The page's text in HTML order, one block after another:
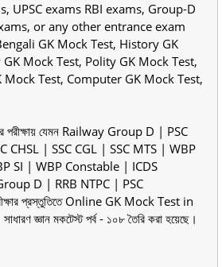
UPSC exams RBI exams, Group-D
or any other entrance exam
GK Mock Test, History GK
Mock Test, Polity GK Mock Test,
Test, Computer GK Mock Test,
পরীক্ষায় যেমন Railway Group D | PSC
CHSL | SSC CGL | SSC MTS | WBP
SI | WBP Constable | ICDS
D | RRB NTPC | PSC
প্রস্তুতিতে Online GK Mock Test in
জ্ঞান মকটেস্ট পর্ব - ১০৮ তৈরি করা হয়েছে।